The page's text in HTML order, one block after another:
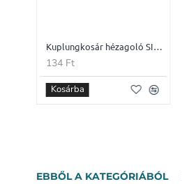
Kuplungkosár hézagoló SIMSON S51 1.6mm
134 Ft
Kosárba
EBBŐL A KATEGÓRIÁBÓL